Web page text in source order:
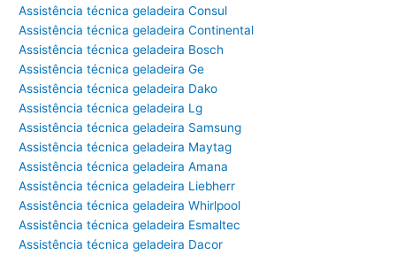
Assistência técnica geladeira Consul
Assistência técnica geladeira Continental
Assistência técnica geladeira Bosch
Assistência técnica geladeira Ge
Assistência técnica geladeira Dako
Assistência técnica geladeira Lg
Assistência técnica geladeira Samsung
Assistência técnica geladeira Maytag
Assistência técnica geladeira Amana
Assistência técnica geladeira Liebherr
Assistência técnica geladeira Whirlpool
Assistência técnica geladeira Esmaltec
Assistência técnica geladeira Dacor